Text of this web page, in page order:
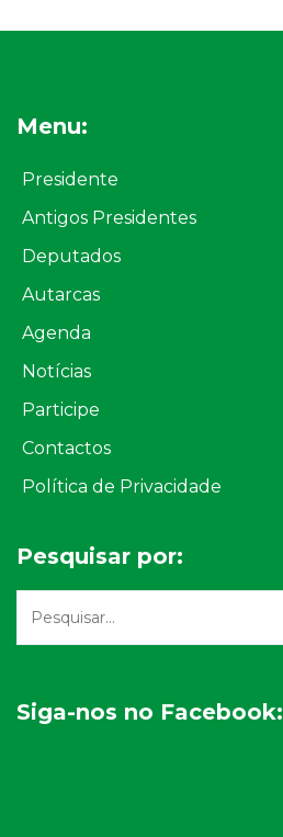
Menu:
Presidente
Antigos Presidentes
Deputados
Autarcas
Agenda
Notícias
Participe
Contactos
Política de Privacidade
Pesquisar por:
Siga-nos no Facebook: